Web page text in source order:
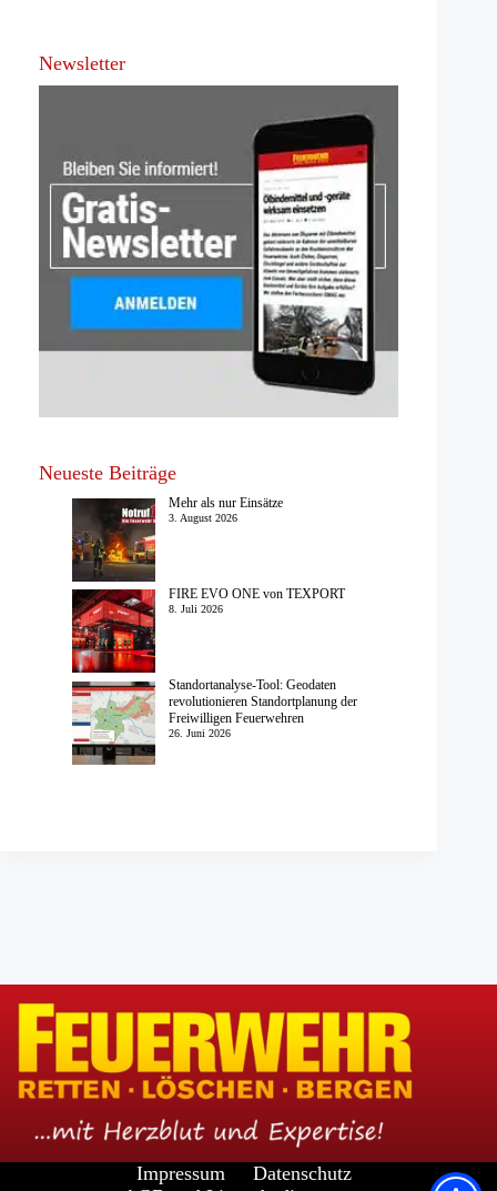
Newsletter
Neueste Beiträge
Mehr als nur Einsätze
3. August 2026
FIRE EVO ONE von TEXPORT
8. Juli 2026
Standortanalyse-Tool: Geodaten
revolutionieren Standortplanung der
Freiwilligen Feuerwehren
26. Juni 2026
Impressum
Datenschutz